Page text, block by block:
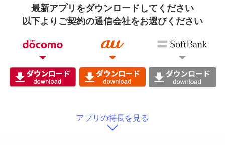
最新アプリをダウンロードしてください
以下よりご契約の通信会社をお選びください
アプリの特長を見る